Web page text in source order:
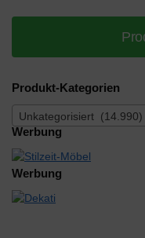
Produkt-Kategorien
Unkategorisiert (14.990)
Werbung
Werbung